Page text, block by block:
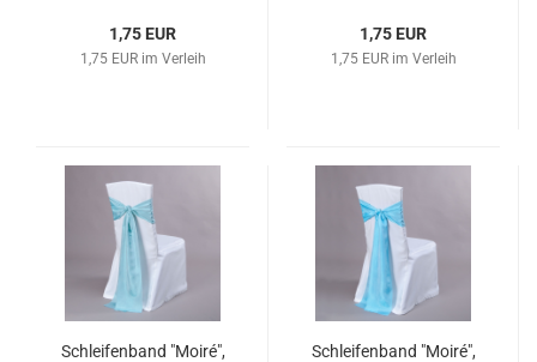
1,75 EUR
1,75 EUR im Verleih
1,75 EUR
1,75 EUR im Verleih
Schleifenband "Moiré",
Schleifenband "Moiré",